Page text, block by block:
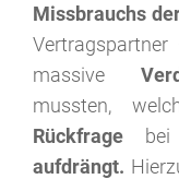
Missbrauchs
massive
mussten,
Rückfrage
aufdrängt.